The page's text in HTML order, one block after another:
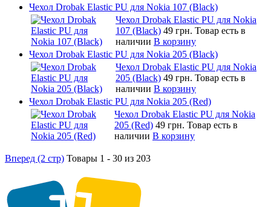
Чехол Drobak Elastic PU для Nokia 107 (Black)
Чехол Drobak Elastic PU для Nokia
107 (Black) 49 грн. Товар есть в
наличии В корзину
Чехол Drobak Elastic PU для Nokia 205 (Black)
Чехол Drobak Elastic PU для Nokia
205 (Black) 49 грн. Товар есть в
наличии В корзину
Чехол Drobak Elastic PU для Nokia 205 (Red)
Чехол Drobak Elastic PU для Nokia
205 (Red) 49 грн. Товар есть в
наличии В корзину
Вперед (2 стр) Товары 1 - 30 из 203